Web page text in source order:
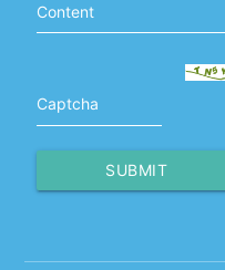
Content
Captcha
SUBMIT